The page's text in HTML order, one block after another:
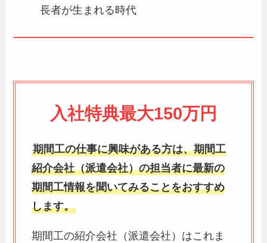
長者が生まれる時代
入社特典最大150万円
期間工の仕事に興味がある方は、期間工
紹介会社（派遣会社）の担当者に最新の
期間工情報を聞いてみることをおすすめ
します。
期間工の紹介会社（派遣会社）はこれま